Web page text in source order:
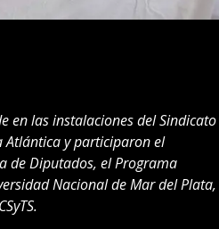
en las instalaciones del Sindicato
Atlántica y participaron el
de Diputados, el Programa
Nacional de Mar del Plata,